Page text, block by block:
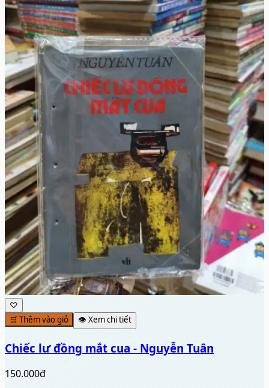
♡
🛒 Thêm vào giỏ
👁️ Xem chi tiết
Chiếc lư đồng mắt cua - Nguyễn Tuân
150.000đ